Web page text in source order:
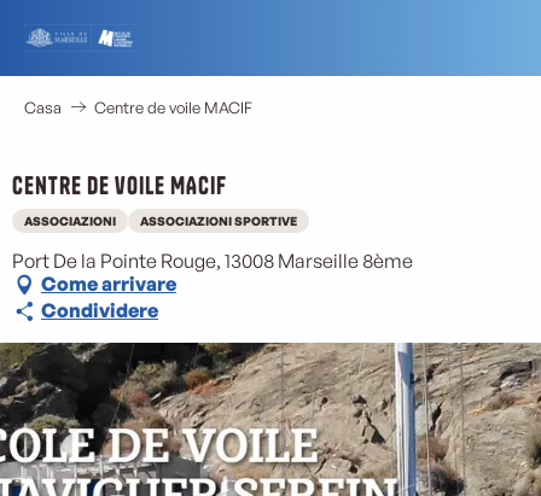
contenu
principal
Casa Centre de voile MACIF
Centre de voile MACIF
ASSOCIAZIONI ASSOCIAZIONI SPORTIVE
Port De la Pointe Rouge, 13008 Marseille 8ème
Come arrivare
Condividere